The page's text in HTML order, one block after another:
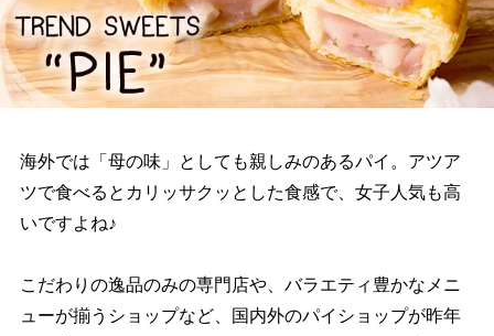
海外では「母の味」としても親しみのあるパイ。アツア
ツで食べるとカリッサクッとした食感で、女子人気も高
いですよね♪
こだわりの逸品のみの専門店や、バラエティ豊かなメニ
ューが揃うショップなど、国内外のパイショップが昨年